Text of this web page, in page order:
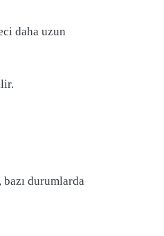
daha uzun
durumlarda